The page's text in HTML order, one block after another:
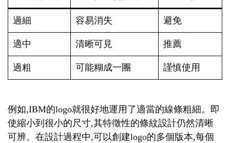
過細 容易消失 避免
適中 清晰可見 推薦
過粗 可能糊成一團 謹慎使用
例如,IBM的logo就很好地運用了適當的線條粗細。即
使縮小到很小的尺寸,其特徵性的條紋設計仍然清晰
可辨。在設計過程中,可以創建logo的多個版本,每個